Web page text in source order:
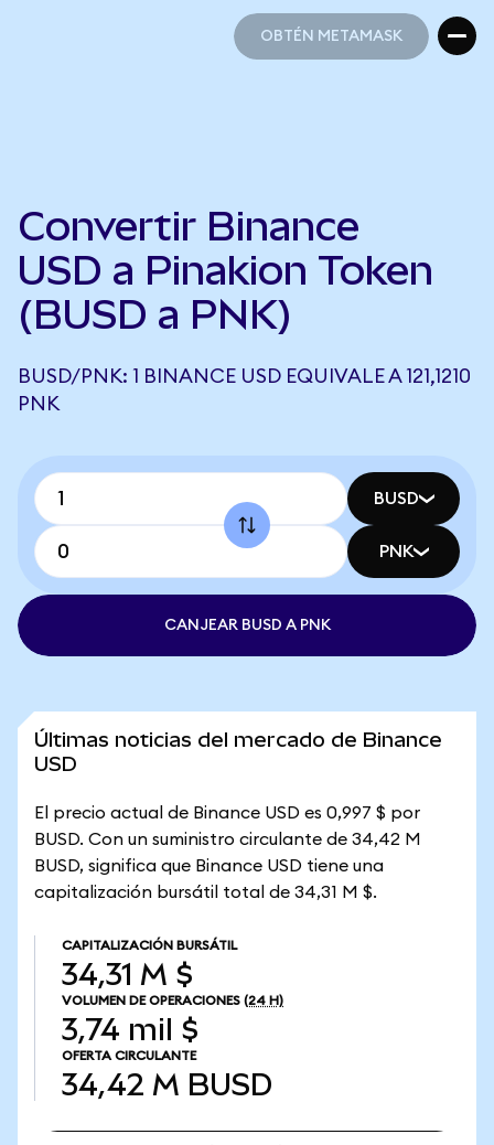
OBTÉN METAMASK
Convertir Binance
USD a Pinakion Token
(BUSD a PNK)
BUSD/PNK: 1 BINANCE USD EQUIVALE A 121,1210
PNK
BUSD
PNK
CANJEAR BUSD A PNK
Últimas noticias del mercado de Binance
USD
El precio actual de Binance USD es 0,997 $ por
BUSD. Con un suministro circulante de 34,42 M
BUSD, significa que Binance USD tiene una
capitalización bursátil total de 34,31 M $.
CAPITALIZACIÓN BURSÁTIL
34,31 M $
VOLUMEN DE OPERACIONES (24 H)
3,74 mil $
OFERTA CIRCULANTE
34,42 M BUSD